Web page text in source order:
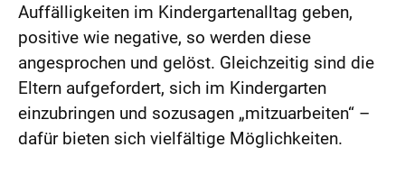
Auffälligkeiten im Kindergartenalltag geben,
positive wie negative, so werden diese
angesprochen und gelöst. Gleichzeitig sind die
Eltern aufgefordert, sich im Kindergarten
einzubringen und sozusagen „mitzuarbeiten“ –
dafür bieten sich vielfältige Möglichkeiten.